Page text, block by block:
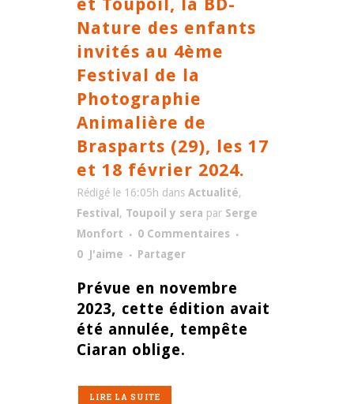
et Toupoil, la BD-
Nature des enfants
invités au 4ème
Festival de la
Photographie
Animalière de
Brasparts (29), les 17
et 18 février 2024.
Rédigé le 16:05h dans Actualité,
Festival , Toupoil y sera par Serge
Monfort
0 Commentaires
0 J'aime Partager
Prévue en novembre
2023, cette édition avait
été annulée, tempête
Ciaran oblige.
LIRE LA SUITE